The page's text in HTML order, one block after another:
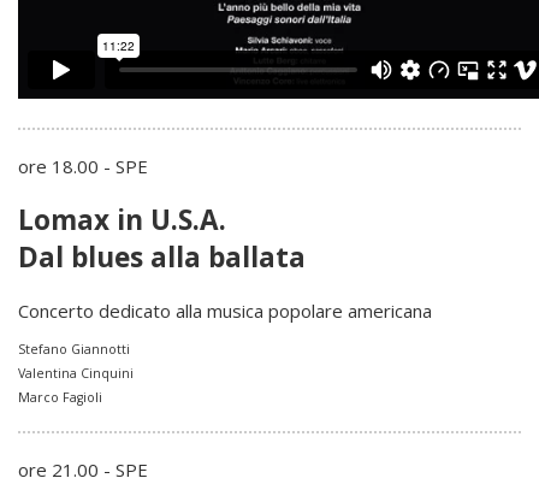
ore 18.00 - SPE
Lomax in U.S.A.
Dal blues alla ballata
Concerto dedicato alla musica popolare americana
Stefano Giannotti
Valentina Cinquini
Marco Fagioli
ore 21.00 - SPE